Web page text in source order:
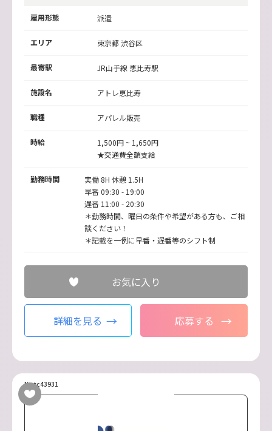
雇用形態 派遣
エリア 東京都 渋谷区
最寄駅 JR山手線 恵比寿駅
施設名 アトレ恵比寿
職種 アパレル販売
時給
1,500円 ~ 1,650円
★交通費全額支給
勤務時間
実働 8H 休憩 1.5H
早番 09:30 - 19:00
遅番 11:00 - 20:30
＊勤務時間、曜日の条件や希望がある方も、ご相
談ください！
＊記載を一例に早番・遅番等のシフト制
お気に入り
詳細を見る 応募する
No.tc43931